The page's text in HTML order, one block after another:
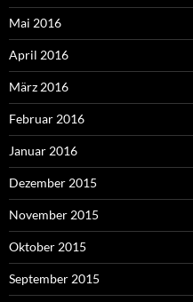
Mai 2016
April 2016
März 2016
Februar 2016
Januar 2016
Dezember 2015
November 2015
Oktober 2015
September 2015